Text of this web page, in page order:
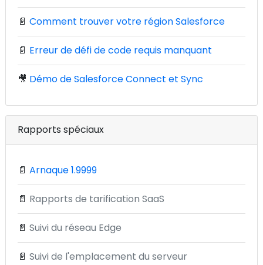
📄 Comment trouver votre région Salesforce
📄 Erreur de défi de code requis manquant
🎥 Démo de Salesforce Connect et Sync
Rapports spéciaux
📄 Arnaque 1.9999
📄 Rapports de tarification SaaS
📄 Suivi du réseau Edge
📄 Suivi de l'emplacement du serveur